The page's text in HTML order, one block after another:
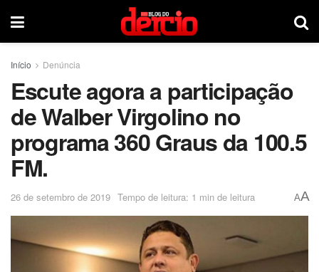
Início Denúncia
Escute agora a participação
de Walber Virgolino no
programa 360 Graus da 100.5
FM.
26 de setembro de 2019 Tempo de leitura: 1 min de leitura AA